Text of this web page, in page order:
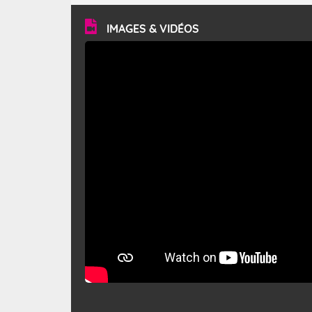
vitesse moyenne de 50 km/h et atteindre 80 à 100 km/h
en rafales, parfois davantage. Il parcourt la basse vallée
du Rhône et la Provence et envahit le littoral
méditerranéen à partir de la Camargue.
IMAGES & VIDÉOS